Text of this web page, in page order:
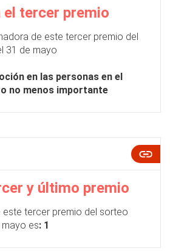
el tercer premio
de este tercer premio del
31 de mayo
en las personas en el
no menos importante
y último premio
este tercer premio del sorteo
es: 1